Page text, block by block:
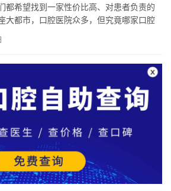
都希望找到一家性价比高、对患者负责的
大都市，口腔医院众多，但究竟哪家口腔